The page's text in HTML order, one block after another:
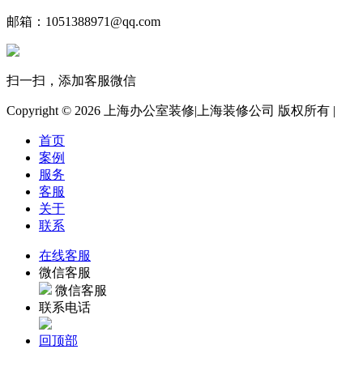
邮箱：1051388971@qq.com
扫一扫，添加客服微信
Copyright © 2026 上海办公室装修|上海装修公司 版权所有 |
首页
案例
服务
客服
关于
联系
在线客服
微信客服
微信客服
联系电话
回顶部